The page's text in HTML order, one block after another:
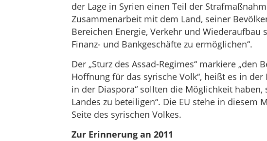
der Lage in Syrien einen Teil der
Zusammenarbeit mit dem Land, seiner
Bereichen Energie, Verkehr und
Finanz- und Bankgeschäfte zu ermöglichen“.
Der „Sturz des Assad-Regimes“ markiere „den
Hoffnung für das syrische Volk“, heißt es in der
in der Diaspora“ sollten die Möglichkeit haben,
Landes zu beteiligen“. Die EU stehe in diesem
Seite des syrischen Volkes.
Zur Erinnerung an 2011